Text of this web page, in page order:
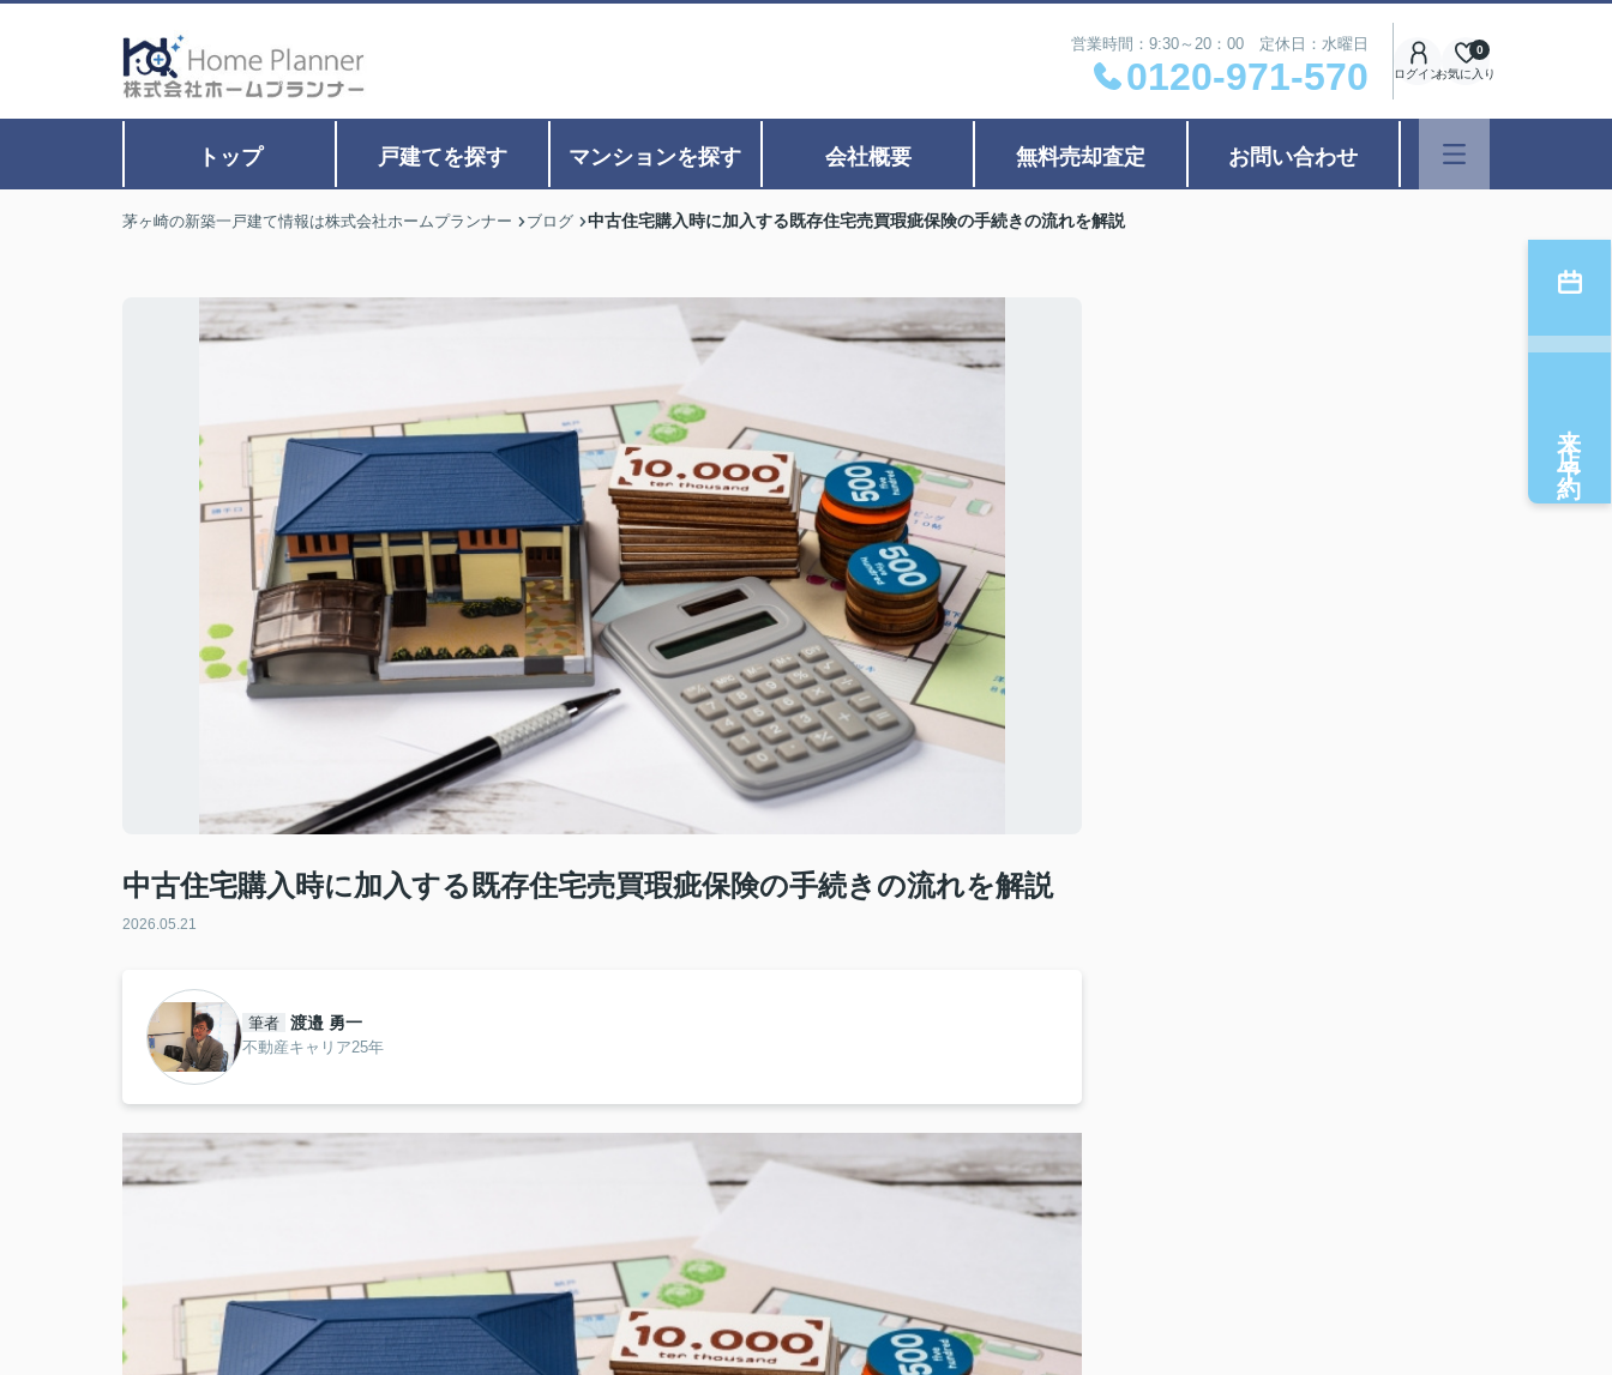
営業時間：9:30～20：00 定休日：水曜日
0120-971-570 ログインお気に入り
0
トップ 戸建てを探す マンションを探す 会社概要 無料売却査定 お問い合わせ
茅ヶ崎の新築一戸建て情報は株式会社ホームプランナー ブログ 中古住宅購入時に加入する既存住宅売買瑕疵保険の手続きの流れを解説
中古住宅購入時に加入する既存住宅売買瑕疵保険の手続きの流れを解説
2026.05.21
筆者 渡邉 勇一
不動産キャリア25年
来店予約